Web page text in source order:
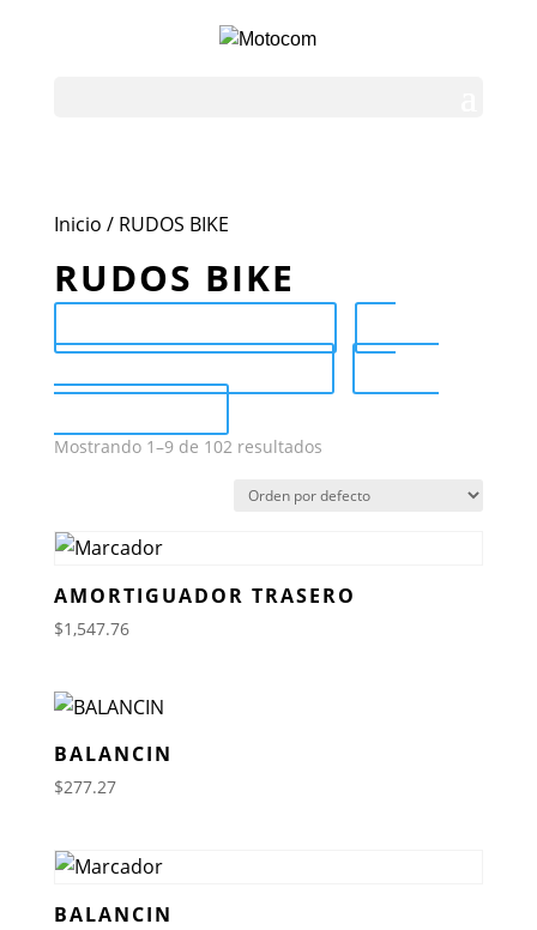
Inicio / RUDOS BIKE
RUDOS BIKE
Mostrando 1–9 de 102 resultados
AMORTIGUADOR TRASERO
$1,547.76
BALANCIN
$277.27
BALANCIN